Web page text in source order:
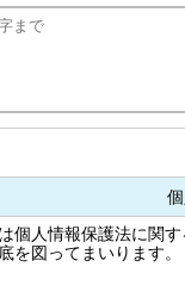
個人情報保護法に関
を図ってまいります。